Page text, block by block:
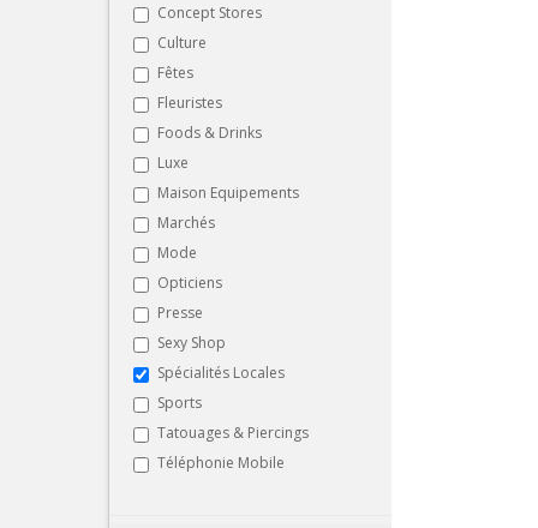
Concept Stores
Culture
Fêtes
Fleuristes
Foods & Drinks
Luxe
Maison Equipements
Marchés
Mode
Opticiens
Presse
Sexy Shop
Spécialités Locales
Sports
Tatouages & Piercings
Téléphonie Mobile